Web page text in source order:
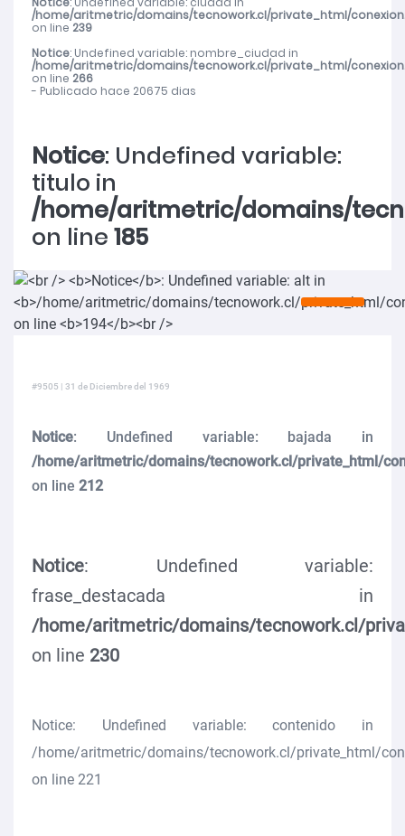
/home/aritmetric/domains/tecnowork.cl/private_html/
on line 239
Notice: Undefined variable: nombre_ciudad in
/home/aritmetric/domains/tecnowork.cl/private_html/
on line 266
- Publicado hace 20675 dias
Notice: Undefined variable:
titulo in
/home/aritmetric/domains/
on line 185
#9505 | 31 de Diciembre del 1969
Notice: Undefined variable: bajada in
/home/aritmetric/domains/tecnowork.cl/private_html/
on line 212
Notice: Undefined variable:
frase_destacada in
/home/aritmetric/domains/tecnowork.cl/
on line 230
Notice: Undefined variable: contenido in
/home/aritmetric/domains/tecnowork.cl/private_html/
on line 221